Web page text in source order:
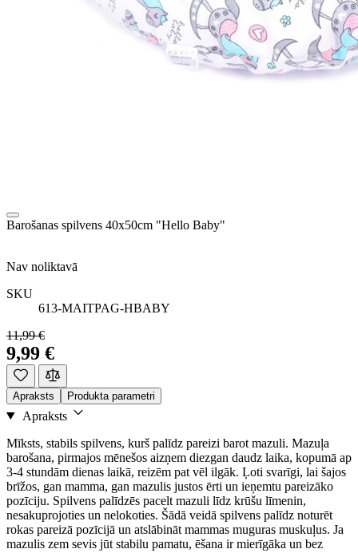
Barošanas spilvens 40x50cm "Hello Baby"
Nav noliktavā
SKU
613-MAITPAG-HBABY
11,99 €
9,99 €
Apraksts Produkta parametri
Apraksts
Mīksts, stabils spilvens, kurš palīdz pareizi barot mazuli. Mazuļa
barošana, pirmajos mēnešos aizņem diezgan daudz laika, kopumā ap
3-4 stundām dienas laikā, reizēm pat vēl ilgāk. Ļoti svarīgi, lai šajos
brīžos, gan mamma, gan mazulis justos ērti un ieņemtu pareizāko
pozīciju. Spilvens palīdzēs pacelt mazuli līdz krūšu līmenin,
nesakuprojoties un nelokoties. Šādā veidā spilvens palīdz noturēt
rokas pareizā pozīcijā un atslābināt mammas muguras muskuļus. Ja
mazulis zem sevis jūt stabilu pamatu, ēšana ir mierīgāka un bez